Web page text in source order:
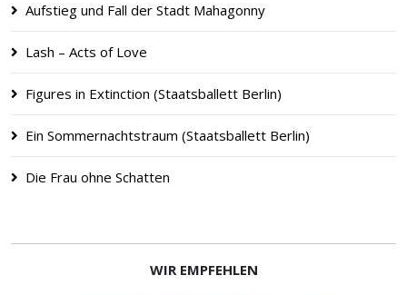
Aufstieg und Fall der Stadt Mahagonny
Lash – Acts of Love
Figures in Extinction (Staatsballett Berlin)
Ein Sommernachtstraum (Staatsballett Berlin)
Die Frau ohne Schatten
WIR EMPFEHLEN